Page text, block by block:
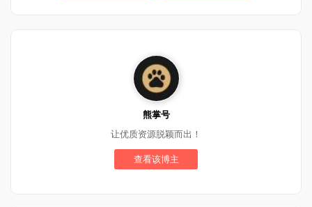
熊掌号
让优质资源脱颖而出！
查看该博主